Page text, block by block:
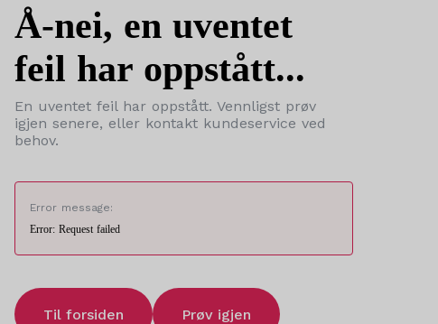
Å-nei, en uventet
feil har oppstått...
En uventet feil har oppstått. Vennligst prøv
igjen senere, eller kontakt kundeservice ved
behov.
Error message:
Error: Request failed
Til forsiden Prøv igjen